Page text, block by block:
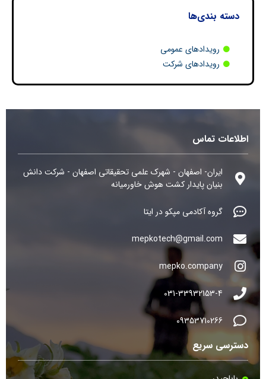
دسته بندی‌ها
رویدادهای عمومی
رویدادهای شرکت
اطلاعات تماس
ایران- اصفهان - شهرک علمی تحقیقاتی اصفهان - شرکت دانش
بنیان پایدار کشت هوش خاورمیانه
گروه آکادمی مپکو در ایتا
mepkotech@gmail.com
mepko.company
031-33932153-4
09353710266
دسترسی سریع